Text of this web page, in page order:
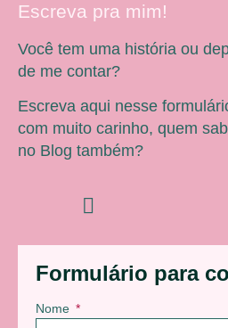
Formulário para
Nome
Escreva pra mim!
Você tem uma história ou
de me contar?
Escreva aqui nesse
com muito carinho, quem
no Blog também?